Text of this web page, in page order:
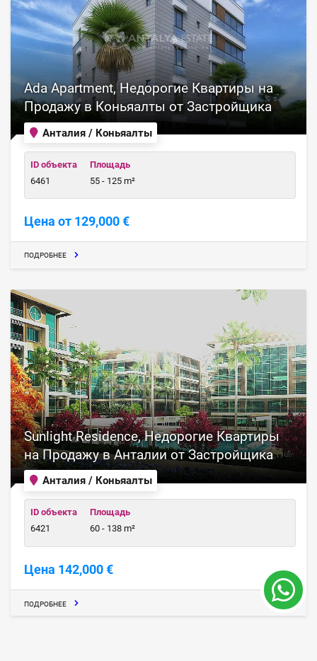
Анталия / Коньяалты
Ada Apartment, Недорогие Квартиры на
Продажу в Коньяалты от Застройщика
ID объекта
6461
Площадь
55 - 125 m²
Цена от 129,000 €
ПОДРОБНЕЕ
Анталия / Коньяалты
Sunlight Residence, Недорогие Квартиры
на Продажу в Анталии от Застройщика
ID объекта
6421
Площадь
60 - 138 m²
Цена 142,000 €
ПОДРОБНЕЕ